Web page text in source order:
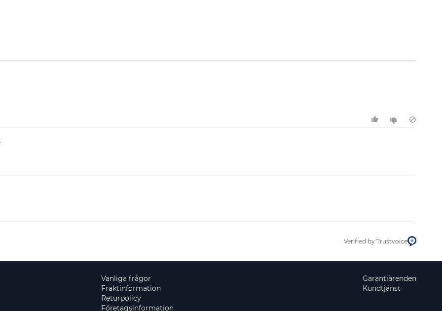
Verified by Trustvoice
Vanliga frågor
Fraktinformation
Returpolicy
Företagsinformation
Garantiärenden
Kundtjänst